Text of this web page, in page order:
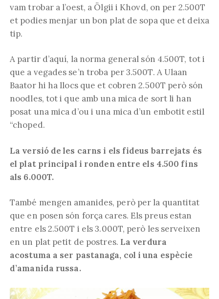
vam trobar a l’oest, a Ölgii i Khovd, on per 2.500T
et podies menjar un bon plat de sopa que et deixa
tip.
A partir d’aquí, la norma general són 4.500T, tot i
que a vegades se’n troba per 3.500T. A Ulaan
Baator hi ha llocs que et cobren 2.500T però són
noodles, tot i que amb una mica de sort li han
posat una mica d’ou i una mica d’un embotit estil
“choped.
La versió de les carns i els fideus barrejats és
el plat principal i ronden entre els 4.500 fins
als 6.000T.
També mengen amanides, però per la quantitat
que en posen són força cares. Els preus estan
entre els 2.500T i els 3.000T, però les serveixen
en un plat petit de postres. La verdura
acostuma a ser pastanaga, col i una espècie
d’amanida russa.